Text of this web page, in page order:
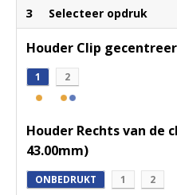
3 Selecteer opdruk
Houder Clip
1 2
Houder Rechts van de
43.00mm)
ONBEDRUKT 1 2